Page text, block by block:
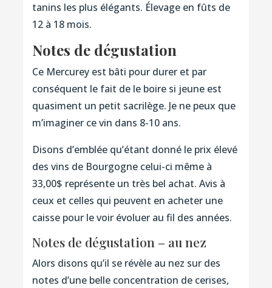
tanins les plus élégants. Élevage en fûts de
12 à 18 mois.
Notes de dégustation
Ce Mercurey est bâti pour durer et par
conséquent le fait de le boire si jeune est
quasiment un petit sacrilège. Je ne peux que
m’imaginer ce vin dans 8-10 ans.
Disons d’emblée qu’étant donné le prix élevé
des vins de Bourgogne celui-ci même à
33,00$ représente un très bel achat. Avis à
ceux et celles qui peuvent en acheter une
caisse pour le voir évoluer au fil des années.
Notes de dégustation – au nez
Alors disons qu’il se révèle au nez sur des
notes d’une belle concentration de cerises,